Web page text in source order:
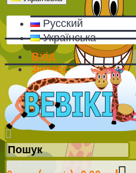
Русский
Українська
Вхід
Зареєструватись